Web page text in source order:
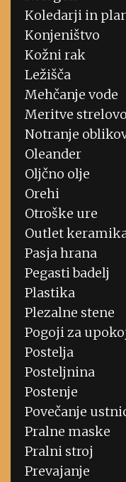
Koledarji in
Konjeništvo
Kožni rak
Ležišča
Mehčanje vode
Meritve
Notranje
Oleander
Oljčno olje
Orehi
Otroške ure
Outlet
Pasja hrana
Pegasti badelj
Plastika
Plezalne stene
Pogoji za
Postelja
Posteljnina
Postenje
Povečanje
Pralne maske
Pralni stroj
Prevajanje